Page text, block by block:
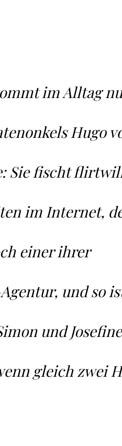
im Alltag
Hugo
Sie fischt
im Internet,
einer ihrer
und so
und
gleich zwei